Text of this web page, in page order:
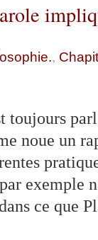
,
noue un
exemple
ce que